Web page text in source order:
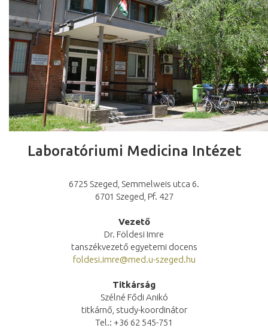
Laboratóriumi Medicina Intézet
6725 Szeged, Semmelweis utca 6.
6701 Szeged, Pf. 427
Vezető
Dr. Földesi Imre
tanszékvezető egyetemi docens
foldesi.imre@med.u-szeged.hu
Titkárság
Szélné Fődi Anikó
titkárnő, study-koordinátor
Tel.: +36 62 545-751